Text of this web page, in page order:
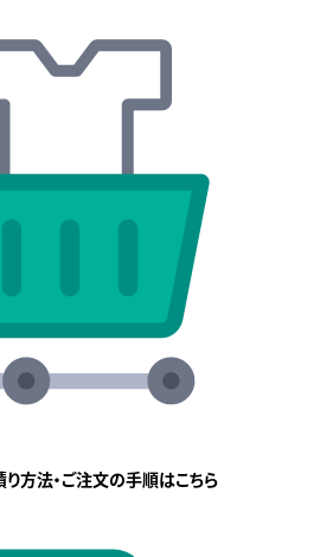
方法・ご注文の手順はこちら